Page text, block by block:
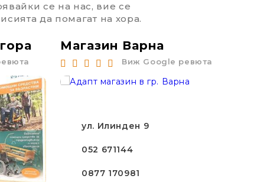
се на нас, вие се
да помагат на хора.
Магазин Варна
Виж Google ревюта
ул. Илинден 9
052 671144
0877 170981